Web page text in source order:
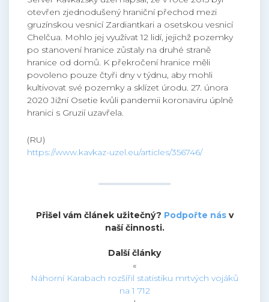
otevřen zjednodušený hraniční přechod mezi
gruzínskou vesnicí Zardiantkari a osetskou vesnicí
Chelčua. Mohlo jej využívat 12 lidí, jejichž pozemky
po stanovení hranice zůstaly na druhé straně
hranice od domů. K překročení hranice měli
povoleno pouze čtyři dny v týdnu, aby mohli
kultivovat své pozemky a sklízet úrodu. 27. února
2020 Jižní Osetie kvůli pandemii koronaviru úplně
hranici s Gruzií uzavřela.
(RU)
https://www.kavkaz-uzel.eu/articles/356746/
Přišel vám článek užitečný? Podpořte násv
naší činnosti.
Další články
«
Náhorní Karabach rozšířil statistiku mrtvých vojáků
na 1 712